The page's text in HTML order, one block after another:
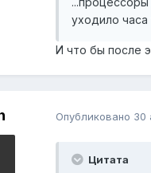
уходило
И что бы после
Опубликовано 30
Цитата